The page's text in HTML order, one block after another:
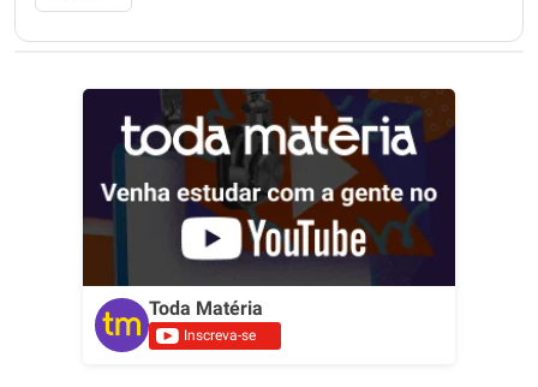
Toda Matéria
Inscreva-se